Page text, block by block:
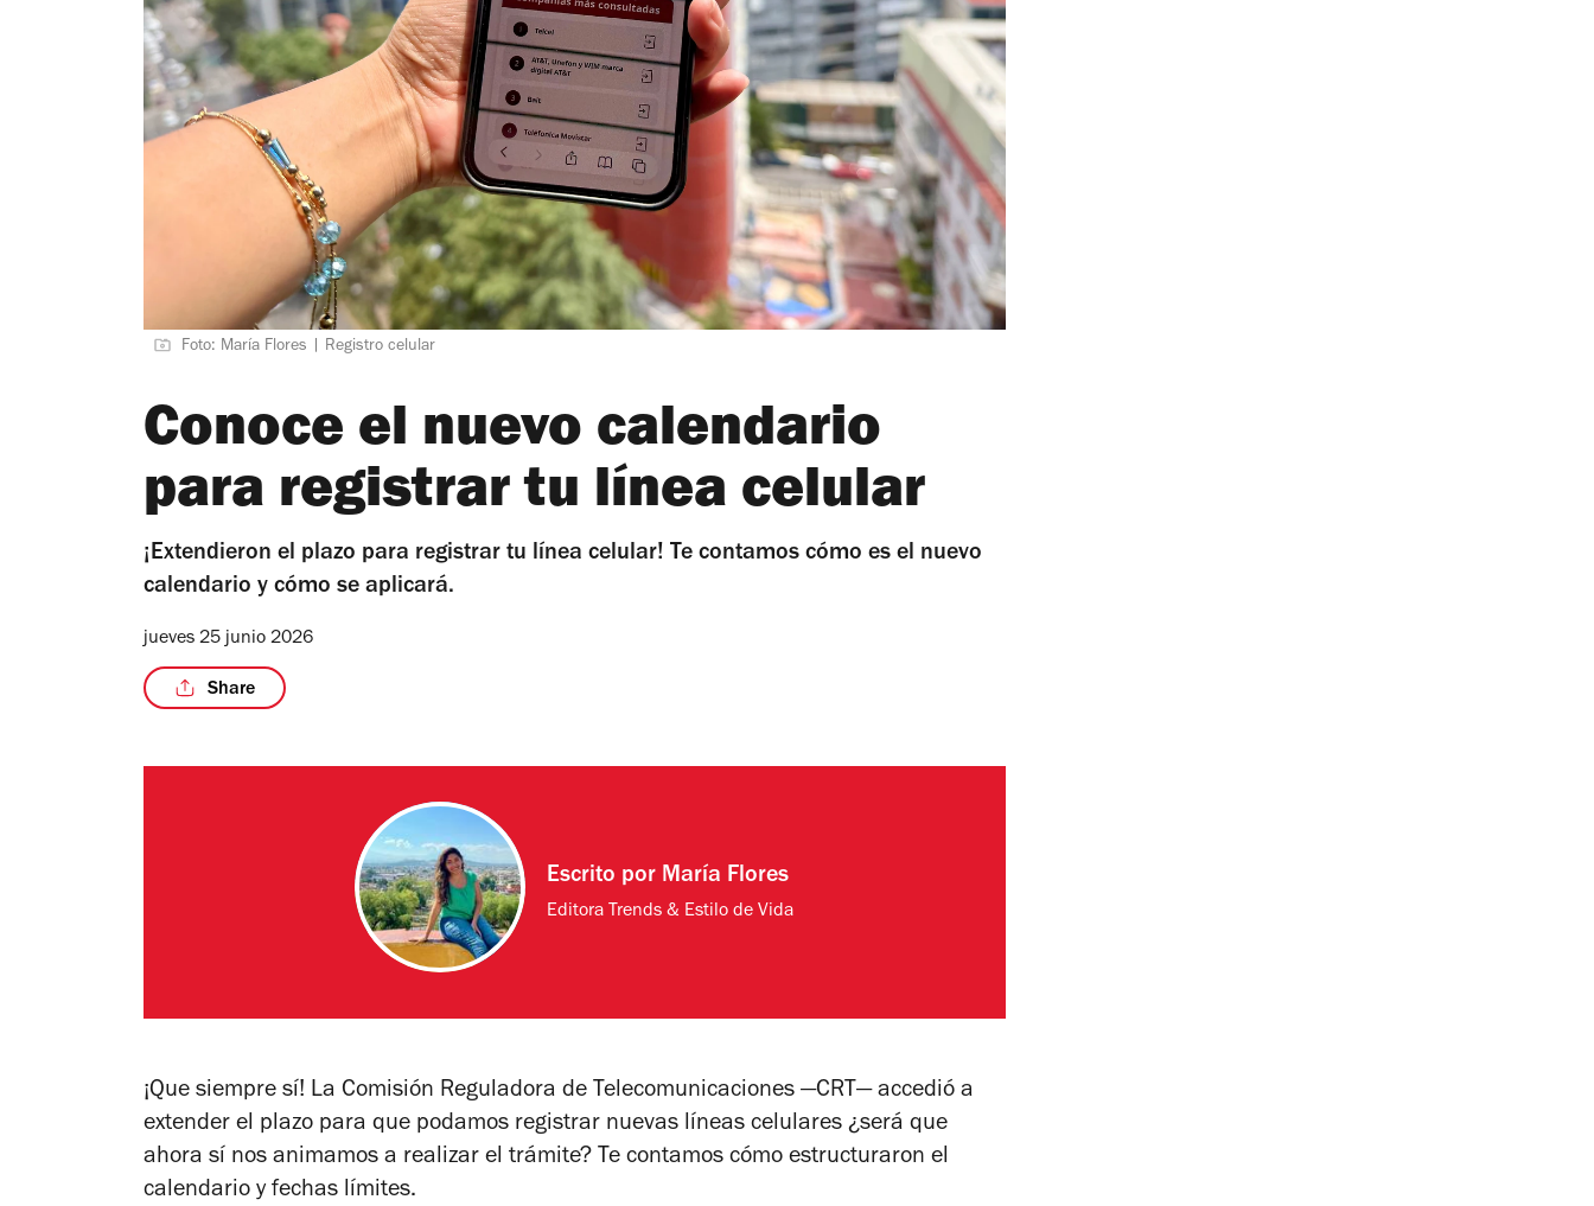
Foto: María Flores | Registro celular
Conoce el nuevo calendario
para registrar tu línea celular
¡Extendieron el plazo para registrar tu línea celular! Te contamos cómo es el nuevo
calendario y cómo se aplicará.
jueves 25 junio 2026
Share
Escrito por María Flores
Editora Trends & Estilo de Vida
¡Que siempre sí! La Comisión Reguladora de Telecomunicaciones —CRT— accedió a
extender el plazo para que podamos registrar nuevas líneas celulares ¿será que
ahora sí nos animamos a realizar el trámite? Te contamos cómo estructuraron el
calendario y fechas límites.